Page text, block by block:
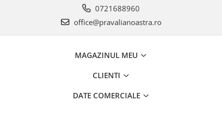
0721688960
office@pravalianoastra.ro
MAGAZINUL MEU
CLIENTI
DATE COMERCIALE